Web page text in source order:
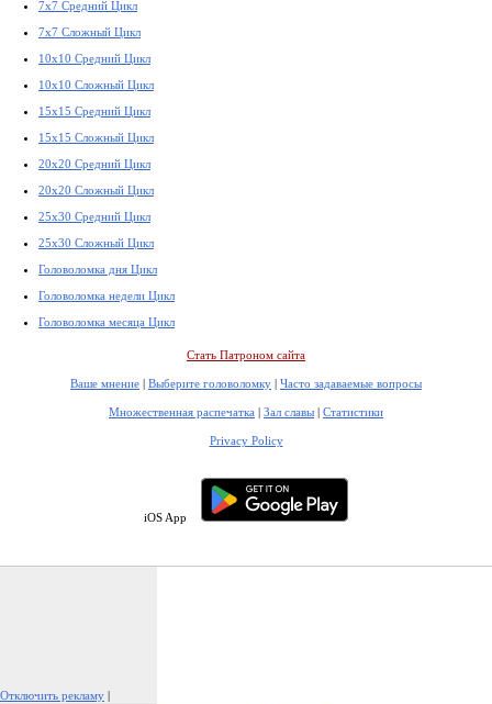
7x7 Средний Цикл
7x7 Сложный Цикл
10x10 Средний Цикл
10x10 Сложный Цикл
15x15 Средний Цикл
15x15 Сложный Цикл
20x20 Средний Цикл
20x20 Сложный Цикл
25x30 Средний Цикл
25x30 Сложный Цикл
Головоломка дня Цикл
Головоломка недели Цикл
Головоломка месяца Цикл
Стать Патроном сайта
Ваше мнение | Выберите головоломку | Часто задаваемые вопросы
Множественная распечатка | Зал славы | Статистики
Privacy Policy
iOS App
Отключить рекламу |